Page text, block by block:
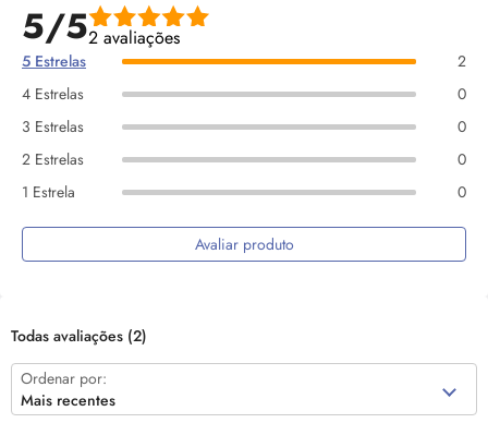
5/52 avaliações
5 Estrelas
2
4 Estrelas
0
3 Estrelas
0
2 Estrelas
0
1 Estrela
0
Avaliar produto
Todas avaliações (2)
Ordenar por:
Mais recentes